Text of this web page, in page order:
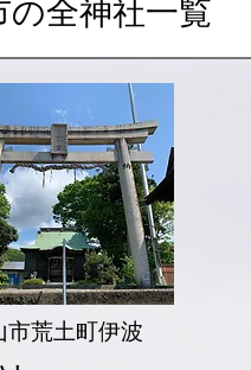
の全神社一覧
市荒土町伊波